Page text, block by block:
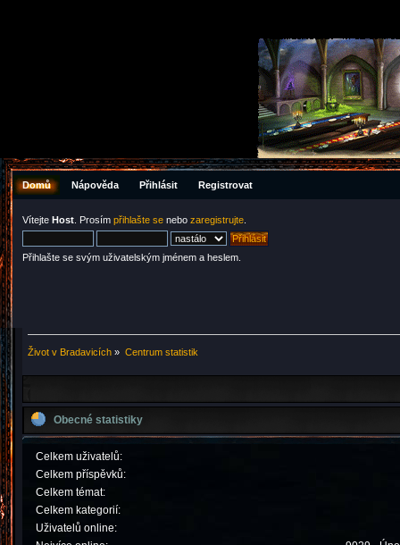
Domů Nápověda Přihlásit Registrovat
Vítejte Host . Prosím přihlašte se nebo zaregistrujte
Přihlašte se svým uživatelským jménem a heslem.
Život v Bradavicích » Centrum statistik
Obecné statistiky
Celkem uživatelů:
Celkem příspěvků:
Celkem témat:
Celkem kategorií:
Uživatelů online: